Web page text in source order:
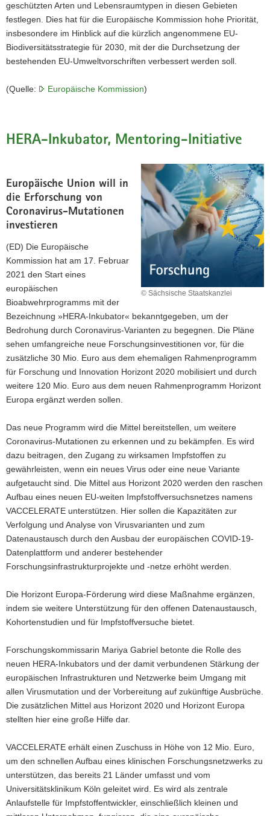
geschützten Arten und Lebensraumtypen in diesen Gebieten
festlegen. Dies hat für die Europäische Kommission hohe Priorität,
insbesondere im Hinblick auf die kürzlich angenommene EU-
Biodiversitätsstrategie für 2030, mit der die Durchsetzung der
bestehenden EU-Umweltvorschriften verbessert werden soll.
(Quelle: Europäische Kommission)
HERA-Inkubator, Mentoring-Initiative
© Sächsische Staatskanzlei
Europäische Union will in
die Erforschung von
Coronavirus-Mutationen
investieren
(ED) Die Europäische
Kommission hat am 17. Februar
2021 den Start eines
europäischen
Bioabwehrprogramms mit der
Bezeichnung »HERA-Inkubator« bekanntgegeben, um der
Bedrohung durch Coronavirus-Varianten zu begegnen. Die Pläne
sehen umfangreiche neue Forschungsinvestitionen vor, für die
zusätzliche 30 Mio. Euro aus dem ehemaligen Rahmenprogramm
für Forschung und Innovation Horizont 2020 mobilisiert und durch
weitere 120 Mio. Euro aus dem neuen Rahmenprogramm Horizont
Europa ergänzt werden sollen.
Das neue Programm wird die Mittel bereitstellen, um weitere
Coronavirus-Mutationen zu erkennen und zu bekämpfen. Es wird
dazu beitragen, den Zugang zu wirksamen Impfstoffen zu
gewährleisten, wenn ein neues Virus oder eine neue Variante
aufgetaucht sind. Die Mittel aus Horizont 2020 werden den raschen
Aufbau eines neuen EU-weiten Impfstoffversuchsnetzes namens
VACCELERATE unterstützen. Hier sollen die Kapazitäten zur
Verfolgung und Analyse von Virusvarianten und zum
Datenaustausch durch den Ausbau der europäischen COVID-19-
Datenplattform und anderer bestehender
Forschungsinfrastrukturprojekte und -netze erhöht werden.
Die Horizont Europa-Förderung wird diese Maßnahme ergänzen,
indem sie weitere Unterstützung für den offenen Datenaustausch,
Kohortenstudien und für Impfstoffversuche bietet.
Forschungskommissarin Mariya Gabriel betonte die Rolle des
neuen HERA-Inkubators und der damit verbundenen Stärkung der
europäischen Infrastrukturen und Netzwerke beim Umgang mit
allen Virusmutation und der Vorbereitung auf zukünftige Ausbrüche.
Die zusätzlichen Mittel aus Horizont 2020 und Horizont Europa
stellten hier eine große Hilfe dar.
VACCELERATE erhält einen Zuschuss in Höhe von 12 Mio. Euro,
um den schnellen Aufbau eines klinischen Forschungsnetzwerks zu
unterstützen, das bereits 21 Länder umfasst und vom
Universitätsklinikum Köln geleitet wird. Es wird als zentrale
Anlaufstelle für Impfstoffentwickler, einschließlich kleinen und